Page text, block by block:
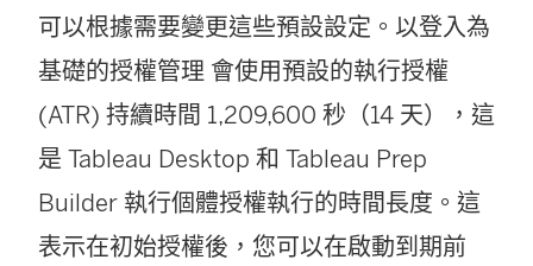
可以根據需要變更這些預設設定。 以登入為
基礎的授權管理 會使用預設的執行授權
(ATR) 持續時間 1,209,600 秒（14 天），這
是 Tableau Desktop 和 Tableau Prep
Builder 執行個體授權執行的時間長度。這
表示在初始授權後，您可以在啟動到期前